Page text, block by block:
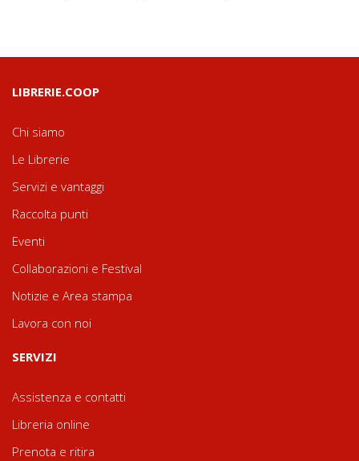
LIBRERIE.COOP
Chi siamo
Le Librerie
Servizi e vantaggi
Raccolta punti
Eventi
Collaborazioni e Festival
Notizie e Area stampa
Lavora con noi
SERVIZI
Assistenza e contatti
Libreria online
Prenota e ritira